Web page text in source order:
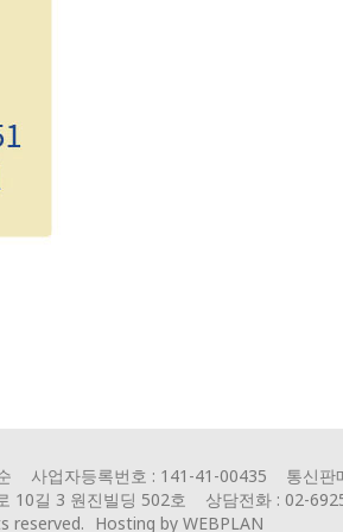
사업자등록번호 : 141-41-00435 통신판
10길 3 원진빌딩 502호 상담전화 : 02-
reserved. Hosting by WEBPLAN